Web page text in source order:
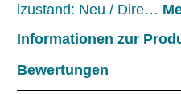
lzustand: Neu / Dire…
Informationen zur
Bewertungen